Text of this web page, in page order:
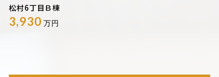
松村6丁目Ｂ棟
3,930 万円